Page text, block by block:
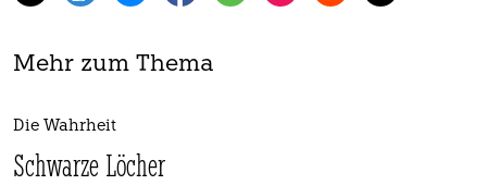
Mehr zum Thema
Die Wahrheit
Schwarze Löcher